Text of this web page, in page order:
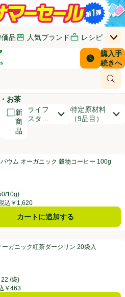
価品 人気ブランド レシピ
しいウィンドウで開く)
せ
上
Beans
商
配送日時
購入手
続きへ
お客さ
￥0
お茶
リストを見る
新
商
品
ライフ
スタイ
特定原材料
（9品目）
物コーヒー 100g
。
ウム オーガニック 穀物コーヒー 100g
10g)
込￥1,620
カートに追加する
リン 20袋入
。
ーガニック紅茶ダージリン 20袋入
/袋)
￥463